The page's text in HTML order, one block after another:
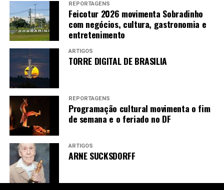
MULHERES PROTAGONISTAS –Organizada
por Edileuza Penha e Ceiça Ferreira, a
coletâneaCinema negro no feminino: afetos e
pertencimentos além das telasreúne pessoas
negras, em sua maioria, para destacar narrativas
e intersecções entre gênero, raça e os processos
do “fazer cinema”.
Para Penha, a obra incorpora aos campos da
comunicação, do audiovisual e das artes as
experiências de mulheres negras em espaços
historicamente marcados pela predominância
REPORTAGENS
Feicotur 2026 movimenta Sobradinho
com negócios, cultura, gastronomia e
entretenimento
ARTIGOS
TORRE DIGITAL DE BRASILIA
REPORTAGENS
Programação cultural movimenta o fim
de semana e o feriado no DF
ARTIGOS
ARNE SUCKSDORFF